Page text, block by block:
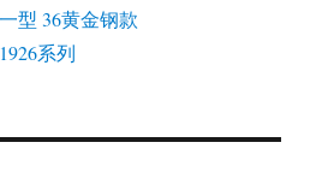
型 36黄金钢款
系列